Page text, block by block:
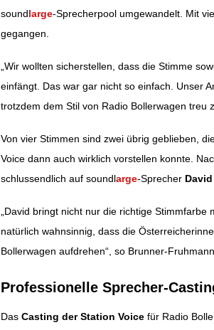
soundlarge-Sprecherpool umgewandelt. Mit
gegangen.
„Wir wollten sicherstellen, dass die Stimme
einfängt. Das war gar nicht so einfach. Unser
trotzdem dem Stil von Radio Bollerwagen treu
Von vier Stimmen sind zwei übrig geblieben,
Voice dann auch wirklich vorstellen konnte.
schlussendlich auf soundlarge-Sprecher
„David bringt nicht nur die richtige
natürlich wahnsinnig, dass die
Bollerwagen aufdrehen“, so Brunner-
Professionelle Sprecher-
Das Casting der Station Voice für Radio